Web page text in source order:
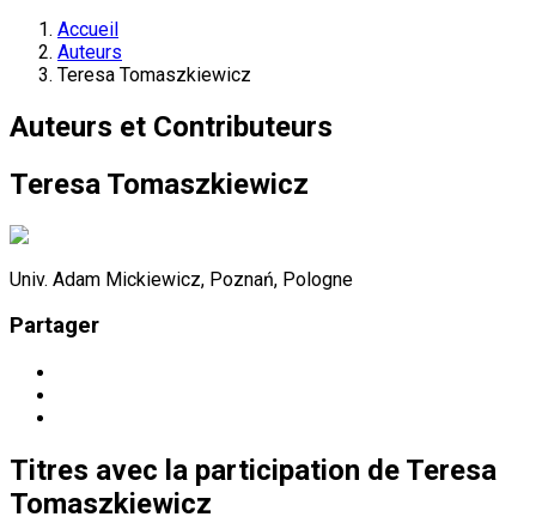
Accueil
Auteurs
Teresa Tomaszkiewicz
Auteurs et Contributeurs
Teresa Tomaszkiewicz
Univ. Adam Mickiewicz, Poznań, Pologne
Partager
Titres avec la participation de Teresa
Tomaszkiewicz